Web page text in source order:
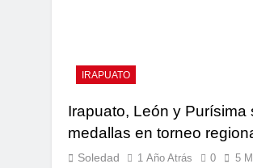
IRAPUATO
Irapuato, León y Purísima
medallas en torneo
Soledad 1 Año Atrás 0 5